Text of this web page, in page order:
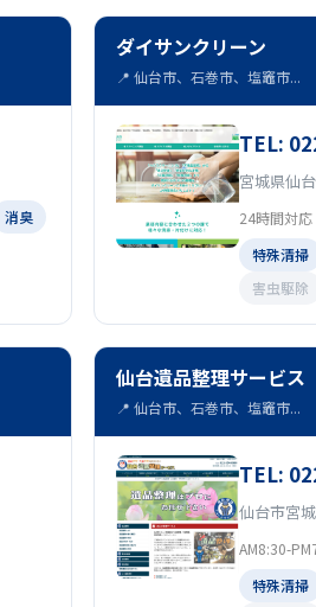
消臭
ダイサンクリーン
📍 仙台市、石巻市、塩竈市...
TEL:
宮城県仙
24時間対応
特殊清掃
害虫駆除
仙台遺品整理サービス
📍 仙台市、石巻市、塩竈市...
TEL:
仙台市宮
AM8:30-
特殊清掃